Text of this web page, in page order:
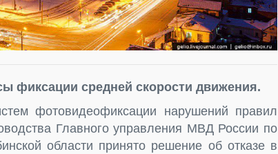
фиксации средней скорости движения.
фотовидеофиксации нарушений правил
Главного управления МВД России по
области принято решение об отказе в